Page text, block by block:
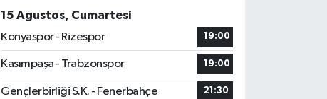
15 Ağustos, Cumartesi
Konyaspor - Rizespor
19:00
Kasımpaşa - Trabzonspor 19:00
Gençlerbirliği S.K. - Fenerbahçe 21:30